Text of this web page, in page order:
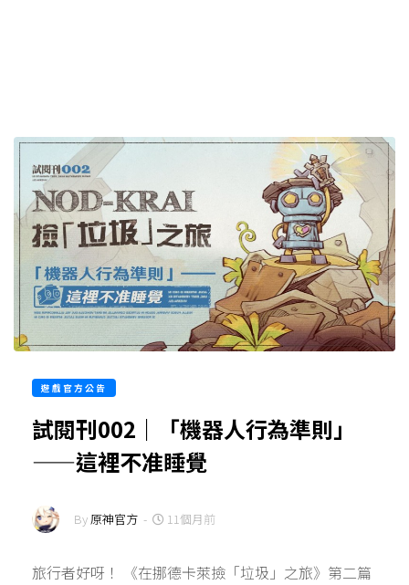
遊戲官方公告
試閱刊002｜「機器人行為準則」
——這裡不准睡覺
By原神官方 - 11個月前
旅行者好呀！ 《在挪德卡萊撿「垃圾」之旅》第二篇